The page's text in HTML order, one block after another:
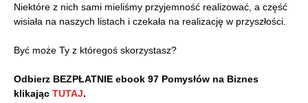
Niektóre z nich sami mieliśmy przyjemność realizować, a część
wisiała na naszych listach i czekała na realizację w przyszłości.
Być może Ty z któregoś skorzystasz?
Odbierz BEZPŁATNIE ebook 97 Pomysłów na Biznes
klikając TUTAJ.